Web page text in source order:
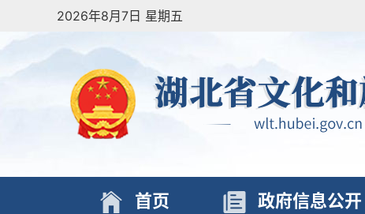
2026年8月7日 星期五
首页 政府信息公开